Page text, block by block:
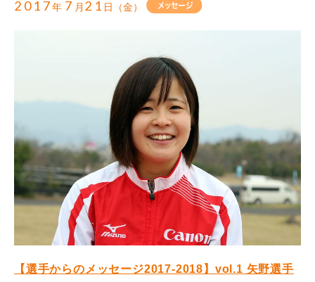
2017年 7 月 21 日（金）
【選手からのメッセージ2017-2018】vol.1 矢野選手